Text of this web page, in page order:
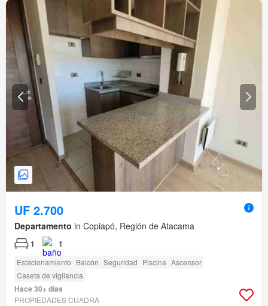
UF 2.700
Departamento in Copiapó, Región de Atacama
1 1
Estacionamiento Balcón Seguridad Piscina Ascensor
Caseta de vigilancia
Hace 30+ días
PROPIEDADES CUADRA